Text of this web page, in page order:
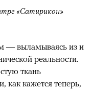
«Сатирикон»
— выламываясь из и
реальности.
ткань
как кажется теперь,